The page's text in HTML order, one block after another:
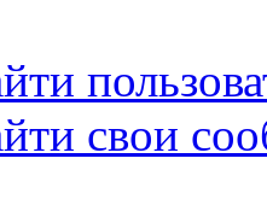
свои